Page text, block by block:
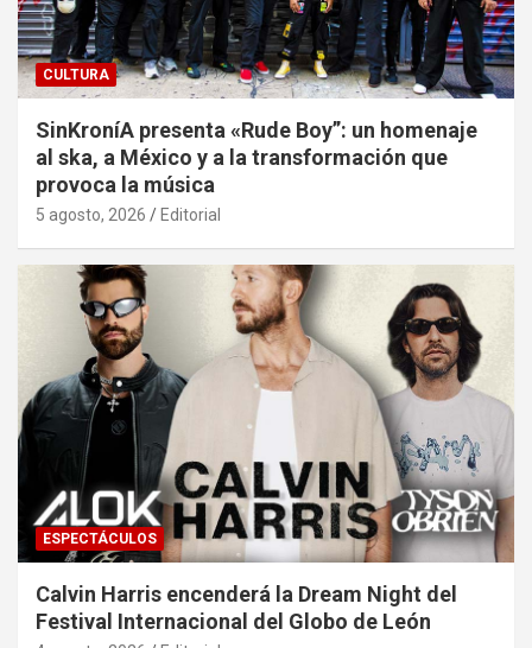
CULTURA
SinKroníA presenta «Rude Boy”: un homenaje
al ska, a México y a la transformación que
provoca la música
5 agosto, 2026 Editorial
ESPECTÁCULOS
Calvin Harris encenderá la Dream Night del
Festival Internacional del Globo de León